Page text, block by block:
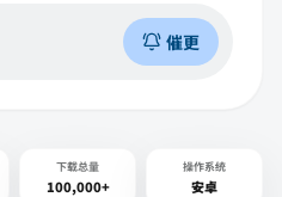
催更
下载总量
100,000+
操作系统
安卓